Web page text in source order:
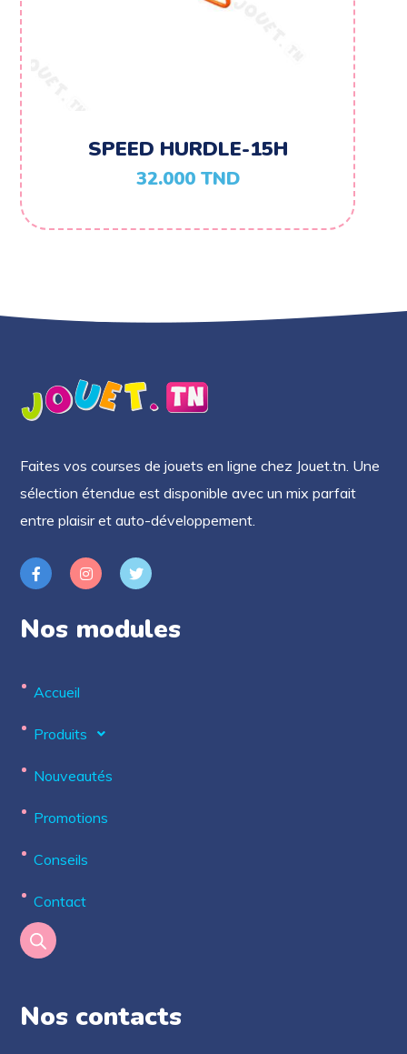
SPEED HURDLE-15H
32.000 TND
Faites vos courses de jouets en ligne chez Jouet.tn. Une
sélection étendue est disponible avec un mix parfait
entre plaisir et auto-développement.
Nos modules
Accueil
Produits
Nouveautés
Promotions
Conseils
Contact
Nos contacts​